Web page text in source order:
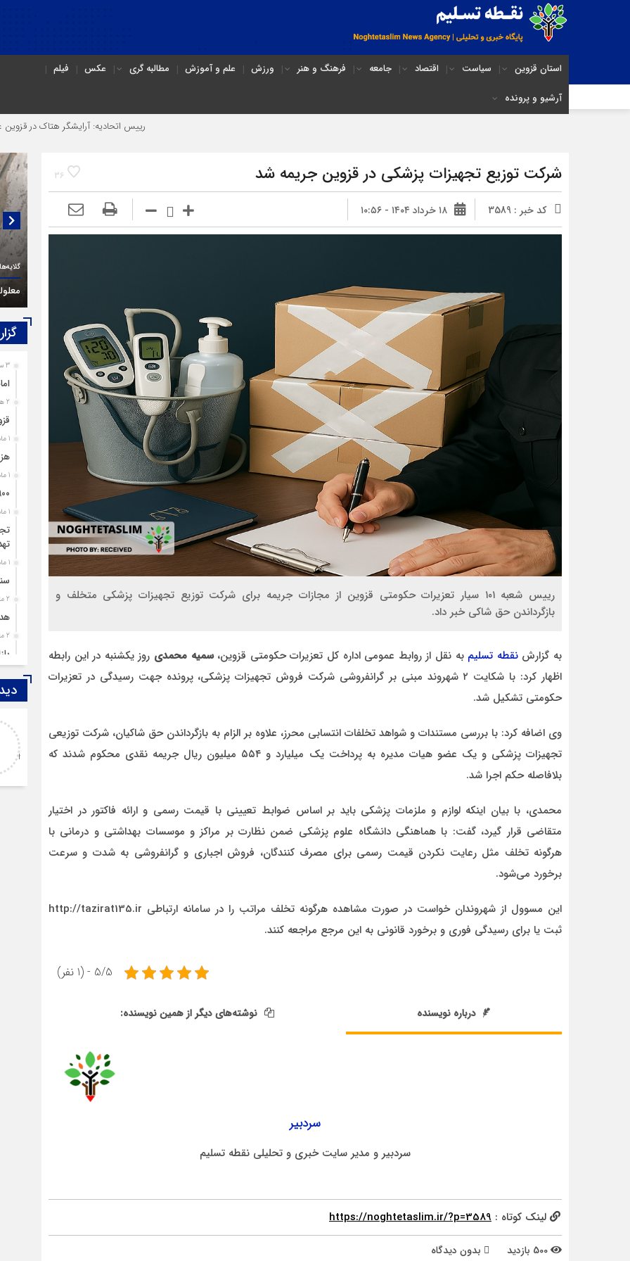
استان قزوین سیاست اقتصاد جامعه فرهنگ و هنر ورزش علم و آموزش مطالبه گری عکس
فیلم
آرشیو و پرونده
رییس اتحادیه: آرایشگر هتاک در قزوین عضو اتحادیه
36 شرکت توزیع تجهیزات پزشکی در قزوین جریمه شد
کد خبر : 3589 ۱۸ خرداد ۱۴۰۴ - ۱۰:۵۶
رییس شعبه ۱۰۱ سیار تعزیرات حکومتی قزوین از مجازات جریمه برای شرکت توزیع تجهیزات پزشکی متخلف و
بازگرداندن حق شاکی خبر داد.
به گزارشنقطه تسلیم به نقل از روابط عمومی اداره کل تعزیرات حکومتی قزوین،سمیه محمدی روز یکشنبه در این رابطه
اظهار کرد: با شکایت ۲ شهروند مبنی بر گرانفروشی شرکت فروش تجهیزات پزشکی، پرونده جهت رسیدگی در تعزیرات
حکومتی تشکیل شد.
وی اضافه کرد: با بررسی مستندات و شواهد تخلفات انتسابی محرز، علاوه بر الزام به بازگرداندن حق شاکیان، شرکت توزیعی
تجهیزات پزشکی و یک عضو هیات مدیره به پرداخت یک میلیارد و ۵۵۴ میلیون ریال جریمه نقدی محکوم شدند که
بلافاصله حکم اجرا شد.
محمدی، با بیان اینکه لوازم و ملزمات پزشکی باید بر اساس ضوابط تعیینی با قیمت رسمی و ارائه فاکتور در اختیار
متقاضی قرار گیرد، گفت: با هماهنگی دانشگاه علوم پزشکی ضمن نظارت بر مراکز و موسسات بهداشتی و درمانی با
هرگونه تخلف مثل رعایت نکردن قیمت رسمی برای مصرف کنندگان، فروش اجباری و گرانفروشی به شدت و سرعت
برخورد می‌شود.
این مسوول از شهروندان خواست در صورت مشاهده هرگونه تخلف مراتب را در سامانه ارتباطی http://tazirat135.ir
ثبت یا برای رسیدگی فوری و برخورد قانونی به این مرجع مراجعه کنند.
5/5 - (1 نفر)
درباره نویسنده نوشته‌های دیگر از همین نویسنده:
سردبیر
سردبیر و مدیر سایت خبری و تحلیلی نقطه تسلیم
لینک کوتاه : https://noghtetaslim.ir/?p=3589
بدون دیدگاه
معلولیت، محدودیت نیست؛ بی‌توجهی مسئولان است
(۳C)
3 ساعت قبل
2 هفته قبل
1 ماه قبل
1 ماه قبل
۹۰۰ پرونده برای
1 ماه قبل
1 ماه قبل
2 ماه قبل
2 ماه قبل
قزوین
عبداله
عنوانhttps://s.w.org/images/core/emoji/17.0.2/svg/1f447.svg
طاهره س
و در ج در خبر اگر مسائل حجاب هم همینطور
توسط آحاد مردم پیگیری و ش